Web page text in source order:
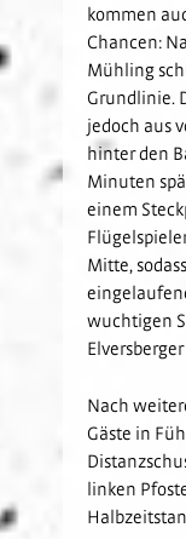
kommen
Chancen:
Mühling
Grundlinie.
jedoch aus
hinter den
Minuten
einem
Mitte,
wuchtigen
Nach
Gäste in
linken